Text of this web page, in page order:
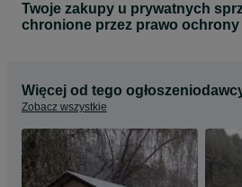
Twoje zakupy u prywatnych
chronione przez prawo
Więcej od tego
Zobacz wszystkie